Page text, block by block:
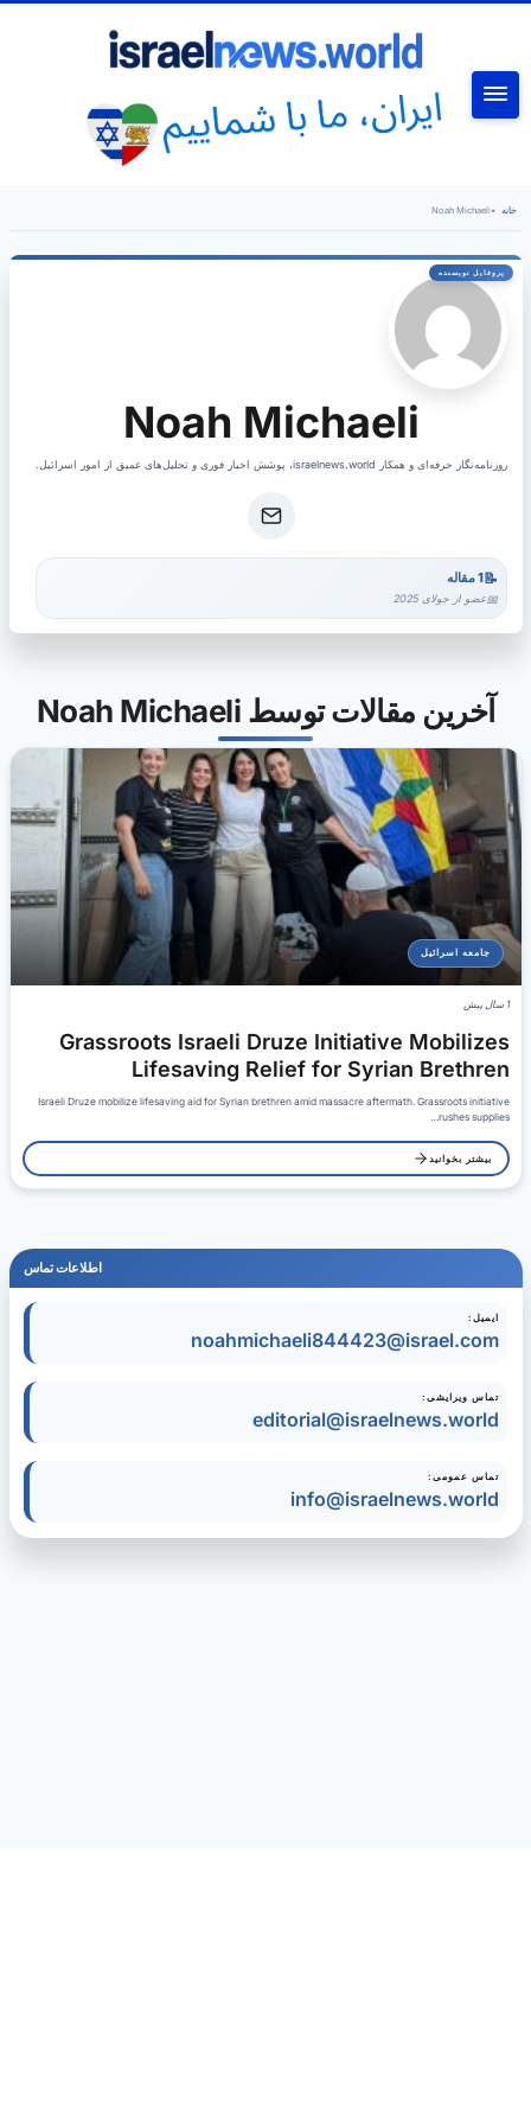
خانه •
Noah Michaeli
Noah Michaeli
روزنامه‌نگار حرفه‌ای و همکار israelnews.world، پوشش اخبار فوری و تحلیل‌های عمیق از امور اسرائیل.
1 مقاله
عضو از جولای 2025
آخرین مقالات توسط Noah Michaeli
جامعه اسرائیل
1 سال پیش
Grassroots Israeli Druze Initiative Mobilizes
Lifesaving Relief for Syrian Brethren
Israeli Druze mobilize lifesaving aid for Syrian brethren amid massacre aftermath. Grassroots initiative
rushes supplies…
بیشتر بخوانید
اطلاعات تماس
ایمیل:
noahmichaeli844423@israel.com
تماس ویرایشی:
editorial@israelnews.world
تماس عمومی:
info@israelnews.world